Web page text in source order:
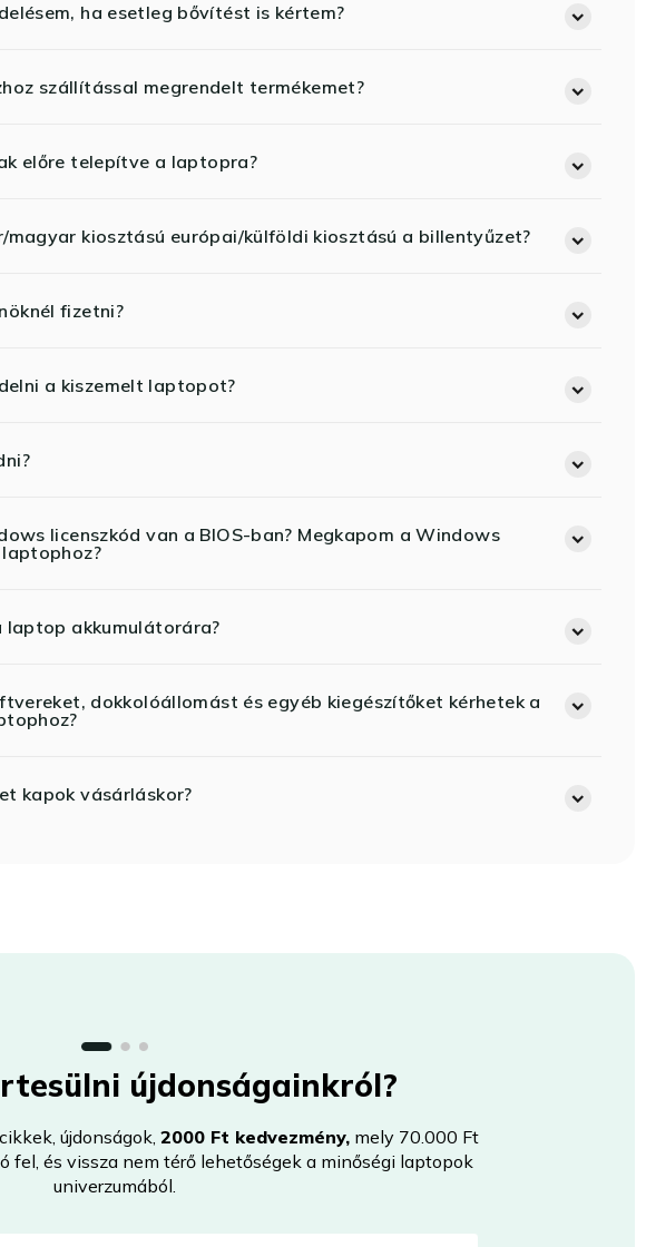
ha esetleg bővítést is kértem?
szállítással megrendelt termékemet?
előre telepítve a laptopra?
magyar kiosztású európai/külföldi kiosztású a billentyűzet?
fizetni?
a kiszemelt laptopot?
licenszkód van a BIOS-ban? Megkapom a Windows
akkumulátorára?
dokkolóállomást és egyéb kiegészítőket kérhetek a
kapok vásárláskor?
újdonságainkról?
újdonságok, 2000 Ft kedvezmény,mely 70.000 Ft
fel, és vissza nem térő lehetőségek a minőségi laptopok
univerzumából.